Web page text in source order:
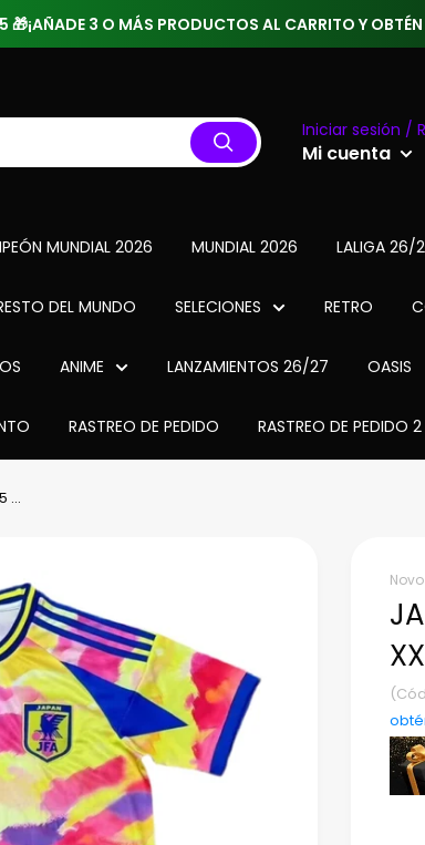
🎁¡AÑADE 3 O MÁS PRODUCTOS AL CARRITO Y
Iniciar sesión /
Mi cuenta
MUNDIAL 2026 MUNDIAL 2026 LALIGA 26/
DEL MUNDO SELECIONES RETRO
ANIME LANZAMIENTOS 26/27 OASIS
RASTREO DE PEDIDO RASTREO DE PEDIDO 2
...